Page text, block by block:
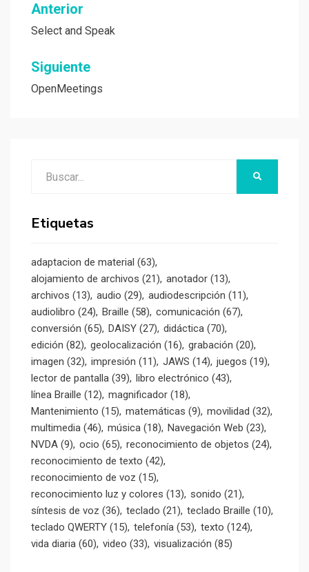
Navegación
de
entradas
Anterior
Select and Speak
Siguiente
OpenMeetings
Etiquetas
adaptacion de material (63)
alojamiento de archivos (21) anotador (13)
archivos (13) audio (29) audiodescripción (11)
audiolibro (24) Braille (58) comunicación (67)
conversión (65) DAISY (27) didáctica (70)
edición (82) geolocalización (16) grabación (20)
imagen (32) impresión (11) JAWS (14) juegos (19)
lector de pantalla (39) libro electrónico (43)
línea Braille (12) magnificador (18)
Mantenimiento (15) matemáticas (9) movilidad (32)
multimedia (46) música (18) Navegación Web (23)
NVDA (9) ocio (65) reconocimiento de objetos (24)
reconocimiento de texto (42)
reconocimiento de voz (15)
reconocimiento luz y colores (13) sonido (21)
síntesis de voz (36) teclado (21) teclado Braille (10)
teclado QWERTY (15) telefonía (53) texto (124)
vida diaria (60) video (33) visualización (85)